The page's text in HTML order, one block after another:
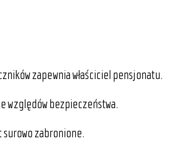
zapewnia właściciel pensjonatu.
względów bezpieczeństwa.
surowo zabronione.